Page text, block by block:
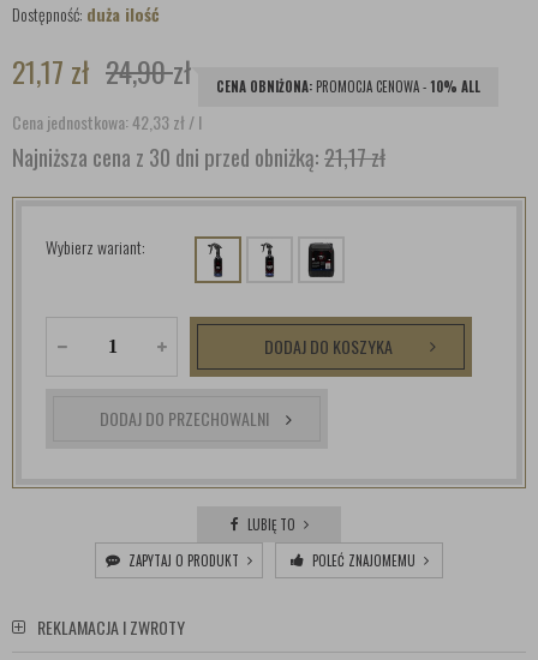
Dostępność: duża ilość
21,17 zł 24,90zł CENA OBNIŻONA: PROMOCJA CENOWA -10% ALL
Cena jednostkowa: 42,33zł/ l
Najniższa cena z 30 dni przed obniżką:21,17 zł
Wybierz wariant:
DODAJ DO KOSZYKA
DODAJ DO PRZECHOWALNI
LUBIĘ TO
ZAPYTAJ O PRODUKT
POLEĆ ZNAJOMEMU
REKLAMACJA I ZWROTY